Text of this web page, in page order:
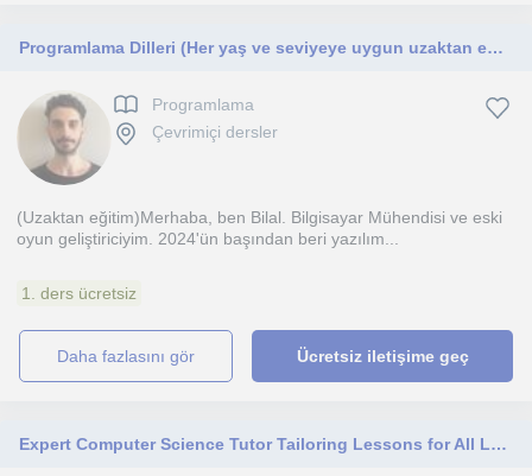
Programlama Dilleri (Her yaş ve seviyeye uygun uzaktan eğitim vermekteyim)
Programlama
Çevrimiçi dersler
(Uzaktan eğitim)Merhaba, ben Bilal. Bilgisayar Mühendisi ve eski
oyun geliştiriciyim. 2024'ün başından beri yazılım...
1. ders ücretsiz
daha fazlasını gör Ücretsiz iletişime geç
Expert Computer Science Tutor Tailoring Lessons for All Levels